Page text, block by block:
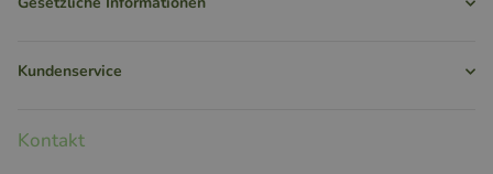
Kundenservice
Kontakt